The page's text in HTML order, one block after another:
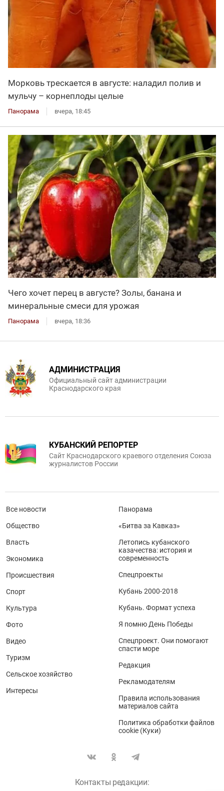
Морковь трескается в августе: наладил полив и
мульчу – корнеплоды целые
Панорама вчера, 18:45
Чего хочет перец в августе? Золы, банана и
минеральные смеси для урожая
Панорама вчера, 18:36
АДМИНИСТРАЦИЯ
Официальный сайт администрации
Краснодарского края
КУБАНСКИЙ РЕПОРТЕР
Сайт Краснодарского краевого отделения Союза
журналистов России
Все новости
Общество
Власть
Экономика
Происшествия
Спорт
Культура
Фото
Видео
Туризм
Сельское хозяйство
Интересы
Панорама
«Битва за Кавказ»
Летопись кубанского
казачества: история и
современность
Спецпроекты
Кубань 2000-2018
Кубань. Формат успеха
Я помню День Победы
Спецпроект. Они помогают
спасти море
Редакция
Рекламодателям
Правила использования
материалов сайта
Политика обработки файлов
cookie (Куки)
Контакты редакции: